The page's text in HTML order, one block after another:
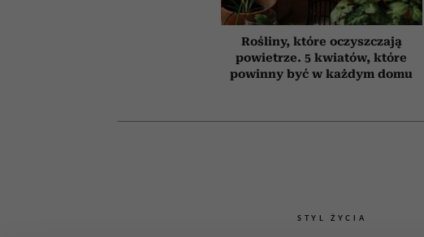
Rośliny, które oczyszczają
powietrze. 5 kwiatów, które
powinny być w każdym domu
STYL ŻYCIA